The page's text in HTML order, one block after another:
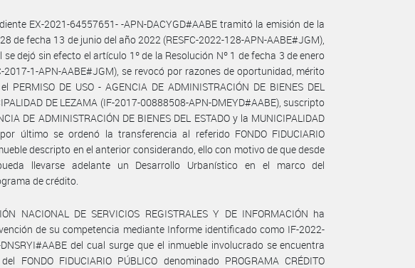
EX-2021-64557651- -APN-DACYGD#AABE tramitó la emisión de la
de fecha 13 de junio del año 2022 (RESFC-2022-128-APN-AABE#JGM),
dejó sin efecto el artículo 1º de la Resolución Nº 1 de fecha 3 de enero
2017-1-APN-AABE#JGM), se revocó por razones de oportunidad, mérito
PERMISO DE USO - AGENCIA DE ADMINISTRACIÓN DE BIENES DEL
DE LEZAMA (IF-2017-00888508-APN-DMEYD#AABE), suscripto
DE ADMINISTRACIÓN DE BIENES DEL ESTADO y la MUNICIPALIDAD
último se ordenó la transferencia al referido FONDO FIDUCIARIO
descripto en el anterior considerando, ello con motivo de que desde
llevarse adelante un Desarrollo Urbanístico en el marco del
de crédito.
NACIONAL DE SERVICIOS REGISTRALES Y DE INFORMACIÓN ha
de su competencia mediante Informe identificado como IF-2022-
del cual surge que el inmueble involucrado se encuentra
FONDO FIDUCIARIO PÚBLICO denominado PROGRAMA CRÉDITO